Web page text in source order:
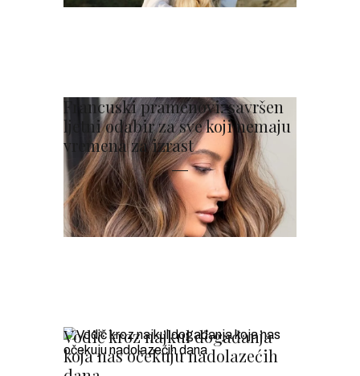
Francuski pramenovi: savršen
ljetni odabir za sve koji nemaju
vremena za izrast
Vodič kroz najkul događanja
koja nas očekuju nadolazećih